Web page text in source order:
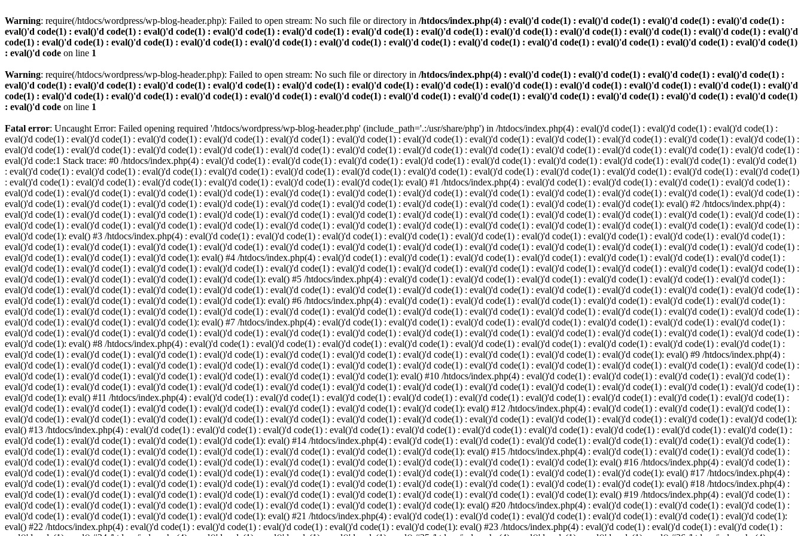
Warning: require(/htdocs/wordpress/wp-blog-header.php): Failed to open stream: No such file or directory in /htdocs/index.php(4) : eval()'d code(1) : eval()'d code(1) : eval()'d code(1) : eval()'d code(1) :
eval()'d code(1) : eval()'d code(1) : eval()'d code(1) : eval()'d code(1) : eval()'d code(1) : eval()'d code(1) : eval()'d code(1) : eval()'d code(1) : eval()'d code(1) : eval()'d code(1) : eval()'d code(1) : eval()'d
code(1) : eval()'d code(1) : eval()'d code(1) : eval()'d code(1) : eval()'d code(1) : eval()'d code(1) : eval()'d code(1) : eval()'d code(1) : eval()'d code(1) : eval()'d code(1) : eval()'d code(1) : eval()'d code(1)
: eval()'d code on line 1
Warning: require(/htdocs/wordpress/wp-blog-header.php): Failed to open stream: No such file or directory in /htdocs/index.php(4) : eval()'d code(1) : eval()'d code(1) : eval()'d code(1) : eval()'d code(1) :
eval()'d code(1) : eval()'d code(1) : eval()'d code(1) : eval()'d code(1) : eval()'d code(1) : eval()'d code(1) : eval()'d code(1) : eval()'d code(1) : eval()'d code(1) : eval()'d code(1) : eval()'d code(1) : eval()'d
code(1) : eval()'d code(1) : eval()'d code(1) : eval()'d code(1) : eval()'d code(1) : eval()'d code(1) : eval()'d code(1) : eval()'d code(1) : eval()'d code(1) : eval()'d code(1) : eval()'d code(1) : eval()'d code(1)
: eval()'d code on line 1
Fatal error: Uncaught Error: Failed opening required '/htdocs/wordpress/wp-blog-header.php' (include_path='.:/usr/share/php') in /htdocs/index.php(4) : eval()'d code(1) : eval()'d code(1) : eval()'d code(1) :
eval()'d code(1) : eval()'d code(1) : eval()'d code(1) : eval()'d code(1) : eval()'d code(1) : eval()'d code(1) : eval()'d code(1) : eval()'d code(1) : eval()'d code(1) : eval()'d code(1) : eval()'d code(1) : eval()'d code(1) :
eval()'d code(1) : eval()'d code(1) : eval()'d code(1) : eval()'d code(1) : eval()'d code(1) : eval()'d code(1) : eval()'d code(1) : eval()'d code(1) : eval()'d code(1) : eval()'d code(1) : eval()'d code(1) : eval()'d code(1) :
eval()'d code:1 Stack trace: #0 /htdocs/index.php(4) : eval()'d code(1) : eval()'d code(1) : eval()'d code(1) : eval()'d code(1) : eval()'d code(1) : eval()'d code(1) : eval()'d code(1) : eval()'d code(1) : eval()'d code(1)
: eval()'d code(1) : eval()'d code(1) : eval()'d code(1) : eval()'d code(1) : eval()'d code(1) : eval()'d code(1) : eval()'d code(1) : eval()'d code(1) : eval()'d code(1) : eval()'d code(1) : eval()'d code(1) : eval()'d code(1)
: eval()'d code(1) : eval()'d code(1) : eval()'d code(1) : eval()'d code(1) : eval()'d code(1) : eval()'d code(1): eval() #1 /htdocs/index.php(4) : eval()'d code(1) : eval()'d code(1) : eval()'d code(1) : eval()'d code(1) :
eval()'d code(1) : eval()'d code(1) : eval()'d code(1) : eval()'d code(1) : eval()'d code(1) : eval()'d code(1) : eval()'d code(1) : eval()'d code(1) : eval()'d code(1) : eval()'d code(1) : eval()'d code(1) : eval()'d code(1) :
eval()'d code(1) : eval()'d code(1) : eval()'d code(1) : eval()'d code(1) : eval()'d code(1) : eval()'d code(1) : eval()'d code(1) : eval()'d code(1) : eval()'d code(1) : eval()'d code(1): eval() #2 /htdocs/index.php(4) :
eval()'d code(1) : eval()'d code(1) : eval()'d code(1) : eval()'d code(1) : eval()'d code(1) : eval()'d code(1) : eval()'d code(1) : eval()'d code(1) : eval()'d code(1) : eval()'d code(1) : eval()'d code(1) : eval()'d code(1) :
eval()'d code(1) : eval()'d code(1) : eval()'d code(1) : eval()'d code(1) : eval()'d code(1) : eval()'d code(1) : eval()'d code(1) : eval()'d code(1) : eval()'d code(1) : eval()'d code(1) : eval()'d code(1) : eval()'d code(1) :
eval()'d code(1): eval() #3 /htdocs/index.php(4) : eval()'d code(1) : eval()'d code(1) : eval()'d code(1) : eval()'d code(1) : eval()'d code(1) : eval()'d code(1) : eval()'d code(1) : eval()'d code(1) : eval()'d code(1) :
eval()'d code(1) : eval()'d code(1) : eval()'d code(1) : eval()'d code(1) : eval()'d code(1) : eval()'d code(1) : eval()'d code(1) : eval()'d code(1) : eval()'d code(1) : eval()'d code(1) : eval()'d code(1) : eval()'d code(1) :
eval()'d code(1) : eval()'d code(1) : eval()'d code(1): eval() #4 /htdocs/index.php(4) : eval()'d code(1) : eval()'d code(1) : eval()'d code(1) : eval()'d code(1) : eval()'d code(1) : eval()'d code(1) : eval()'d code(1) :
eval()'d code(1) : eval()'d code(1) : eval()'d code(1) : eval()'d code(1) : eval()'d code(1) : eval()'d code(1) : eval()'d code(1) : eval()'d code(1) : eval()'d code(1) : eval()'d code(1) : eval()'d code(1) : eval()'d code(1) :
eval()'d code(1) : eval()'d code(1) : eval()'d code(1) : eval()'d code(1): eval() #5 /htdocs/index.php(4) : eval()'d code(1) : eval()'d code(1) : eval()'d code(1) : eval()'d code(1) : eval()'d code(1) : eval()'d code(1) :
eval()'d code(1) : eval()'d code(1) : eval()'d code(1) : eval()'d code(1) : eval()'d code(1) : eval()'d code(1) : eval()'d code(1) : eval()'d code(1) : eval()'d code(1) : eval()'d code(1) : eval()'d code(1) : eval()'d code(1) :
eval()'d code(1) : eval()'d code(1) : eval()'d code(1) : eval()'d code(1): eval() #6 /htdocs/index.php(4) : eval()'d code(1) : eval()'d code(1) : eval()'d code(1) : eval()'d code(1) : eval()'d code(1) : eval()'d code(1) :
eval()'d code(1) : eval()'d code(1) : eval()'d code(1) : eval()'d code(1) : eval()'d code(1) : eval()'d code(1) : eval()'d code(1) : eval()'d code(1) : eval()'d code(1) : eval()'d code(1) : eval()'d code(1) : eval()'d code(1) :
eval()'d code(1) : eval()'d code(1) : eval()'d code(1): eval() #7 /htdocs/index.php(4) : eval()'d code(1) : eval()'d code(1) : eval()'d code(1) : eval()'d code(1) : eval()'d code(1) : eval()'d code(1) : eval()'d code(1) :
eval()'d code(1) : eval()'d code(1) : eval()'d code(1) : eval()'d code(1) : eval()'d code(1) : eval()'d code(1) : eval()'d code(1) : eval()'d code(1) : eval()'d code(1) : eval()'d code(1) : eval()'d code(1) : eval()'d code(1) :
eval()'d code(1): eval() #8 /htdocs/index.php(4) : eval()'d code(1) : eval()'d code(1) : eval()'d code(1) : eval()'d code(1) : eval()'d code(1) : eval()'d code(1) : eval()'d code(1) : eval()'d code(1) : eval()'d code(1) :
eval()'d code(1) : eval()'d code(1) : eval()'d code(1) : eval()'d code(1) : eval()'d code(1) : eval()'d code(1) : eval()'d code(1) : eval()'d code(1) : eval()'d code(1) : eval()'d code(1): eval() #9 /htdocs/index.php(4) :
eval()'d code(1) : eval()'d code(1) : eval()'d code(1) : eval()'d code(1) : eval()'d code(1) : eval()'d code(1) : eval()'d code(1) : eval()'d code(1) : eval()'d code(1) : eval()'d code(1) : eval()'d code(1) : eval()'d code(1) :
eval()'d code(1) : eval()'d code(1) : eval()'d code(1) : eval()'d code(1) : eval()'d code(1) : eval()'d code(1): eval() #10 /htdocs/index.php(4) : eval()'d code(1) : eval()'d code(1) : eval()'d code(1) : eval()'d code(1) :
eval()'d code(1) : eval()'d code(1) : eval()'d code(1) : eval()'d code(1) : eval()'d code(1) : eval()'d code(1) : eval()'d code(1) : eval()'d code(1) : eval()'d code(1) : eval()'d code(1) : eval()'d code(1) : eval()'d code(1) :
eval()'d code(1): eval() #11 /htdocs/index.php(4) : eval()'d code(1) : eval()'d code(1) : eval()'d code(1) : eval()'d code(1) : eval()'d code(1) : eval()'d code(1) : eval()'d code(1) : eval()'d code(1) : eval()'d code(1) :
eval()'d code(1) : eval()'d code(1) : eval()'d code(1) : eval()'d code(1) : eval()'d code(1) : eval()'d code(1) : eval()'d code(1): eval() #12 /htdocs/index.php(4) : eval()'d code(1) : eval()'d code(1) : eval()'d code(1) :
eval()'d code(1) : eval()'d code(1) : eval()'d code(1) : eval()'d code(1) : eval()'d code(1) : eval()'d code(1) : eval()'d code(1) : eval()'d code(1) : eval()'d code(1) : eval()'d code(1) : eval()'d code(1) : eval()'d code(1):
eval() #13 /htdocs/index.php(4) : eval()'d code(1) : eval()'d code(1) : eval()'d code(1) : eval()'d code(1) : eval()'d code(1) : eval()'d code(1) : eval()'d code(1) : eval()'d code(1) : eval()'d code(1) : eval()'d code(1) :
eval()'d code(1) : eval()'d code(1) : eval()'d code(1) : eval()'d code(1): eval() #14 /htdocs/index.php(4) : eval()'d code(1) : eval()'d code(1) : eval()'d code(1) : eval()'d code(1) : eval()'d code(1) : eval()'d code(1) :
eval()'d code(1) : eval()'d code(1) : eval()'d code(1) : eval()'d code(1) : eval()'d code(1) : eval()'d code(1) : eval()'d code(1): eval() #15 /htdocs/index.php(4) : eval()'d code(1) : eval()'d code(1) : eval()'d code(1) :
eval()'d code(1) : eval()'d code(1) : eval()'d code(1) : eval()'d code(1) : eval()'d code(1) : eval()'d code(1) : eval()'d code(1) : eval()'d code(1) : eval()'d code(1): eval() #16 /htdocs/index.php(4) : eval()'d code(1) :
eval()'d code(1) : eval()'d code(1) : eval()'d code(1) : eval()'d code(1) : eval()'d code(1) : eval()'d code(1) : eval()'d code(1) : eval()'d code(1) : eval()'d code(1) : eval()'d code(1): eval() #17 /htdocs/index.php(4) :
eval()'d code(1) : eval()'d code(1) : eval()'d code(1) : eval()'d code(1) : eval()'d code(1) : eval()'d code(1) : eval()'d code(1) : eval()'d code(1) : eval()'d code(1) : eval()'d code(1): eval() #18 /htdocs/index.php(4) :
eval()'d code(1) : eval()'d code(1) : eval()'d code(1) : eval()'d code(1) : eval()'d code(1) : eval()'d code(1) : eval()'d code(1) : eval()'d code(1) : eval()'d code(1): eval() #19 /htdocs/index.php(4) : eval()'d code(1) :
eval()'d code(1) : eval()'d code(1) : eval()'d code(1) : eval()'d code(1) : eval()'d code(1) : eval()'d code(1) : eval()'d code(1): eval() #20 /htdocs/index.php(4) : eval()'d code(1) : eval()'d code(1) : eval()'d code(1) :
eval()'d code(1) : eval()'d code(1) : eval()'d code(1) : eval()'d code(1): eval() #21 /htdocs/index.php(4) : eval()'d code(1) : eval()'d code(1) : eval()'d code(1) : eval()'d code(1) : eval()'d code(1) : eval()'d code(1):
eval() #22 /htdocs/index.php(4) : eval()'d code(1) : eval()'d code(1) : eval()'d code(1) : eval()'d code(1) : eval()'d code(1): eval() #23 /htdocs/index.php(4) : eval()'d code(1) : eval()'d code(1) : eval()'d code(1) :